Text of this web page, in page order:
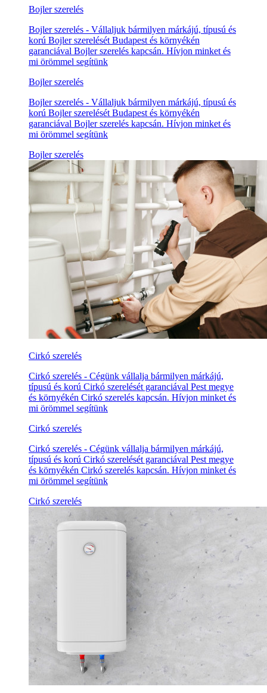
Bojler szerelés
Bojler szerelés - Vállaljuk bármilyen márkájú, típusú és
korú Bojler szerelését Budapest és környékén
garanciával Bojler szerelés kapcsán. Hívjon minket és
mi örömmel segítünk
Bojler szerelés
Bojler szerelés - Vállaljuk bármilyen márkájú, típusú és
korú Bojler szerelését Budapest és környékén
garanciával Bojler szerelés kapcsán. Hívjon minket és
mi örömmel segítünk
Bojler szerelés
Cirkó szerelés
Cirkó szerelés - Cégünk vállalja bármilyen márkájú,
típusú és korú Cirkó szerelését garanciával Pest megye
és környékén Cirkó szerelés kapcsán. Hívjon minket és
mi örömmel segítünk
Cirkó szerelés
Cirkó szerelés - Cégünk vállalja bármilyen márkájú,
típusú és korú Cirkó szerelését garanciával Pest megye
és környékén Cirkó szerelés kapcsán. Hívjon minket és
mi örömmel segítünk
Cirkó szerelés